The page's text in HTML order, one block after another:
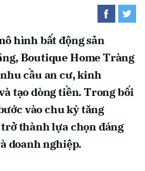
hình bất động sản
Boutique Home Tràng
cầu an cư, kinh
tạo dòng tiền. Trong bối
vào chu kỳ tăng
thành lựa chọn đáng
doanh nghiệp.